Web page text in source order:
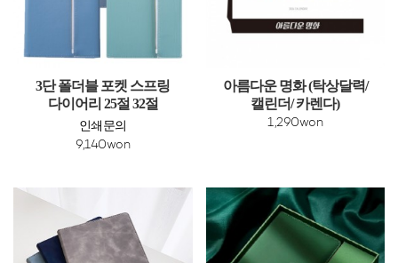
3단 폴더블 포켓 스프링
다이어리 25절 32절
인쇄문의
9,140won
아름다운 명화 (탁상달력/
캘린더/ 카렌다)
1,290won